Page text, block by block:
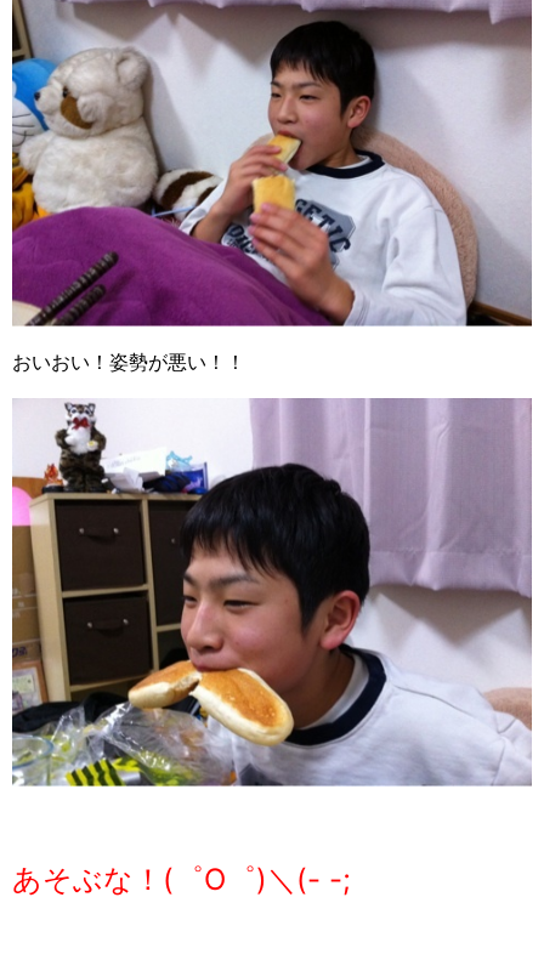
おいおい！姿勢が悪い！！
あそぶな！(゜O゜)＼(- -;